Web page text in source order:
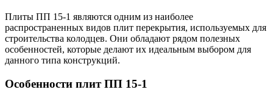
Плиты ПП 15-1 являются одним из наиболее
распространенных видов плит перекрытия, используемых для
строительства колодцев. Они обладают рядом полезных
особенностей, которые делают их идеальным выбором для
данного типа конструкций.
Особенности плит ПП 15-1